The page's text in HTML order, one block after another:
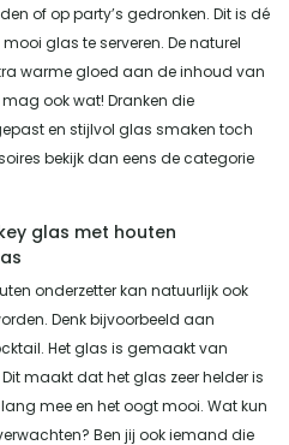
of op party’s gedronken. Dit is dé
glas te serveren. De naturel
warme gloed aan de inhoud van
ook wat! Dranken die
en stijlvol glas smaken toch
bekijk dan eens de categorie
glas met houten
onderzetter kan natuurlijk ook
Denk bijvoorbeeld aan
Het glas is gemaakt van
maakt dat het glas zeer helder is
mee en het oogt mooi. Wat kun
Ben jij ook iemand die